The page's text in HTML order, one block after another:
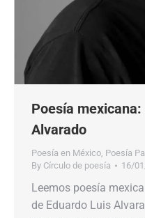
Poesía
Alvarado
Poesía en México, Poesía
By Círculo de poesía 16/
Leemos poesía
de Eduardo Luis